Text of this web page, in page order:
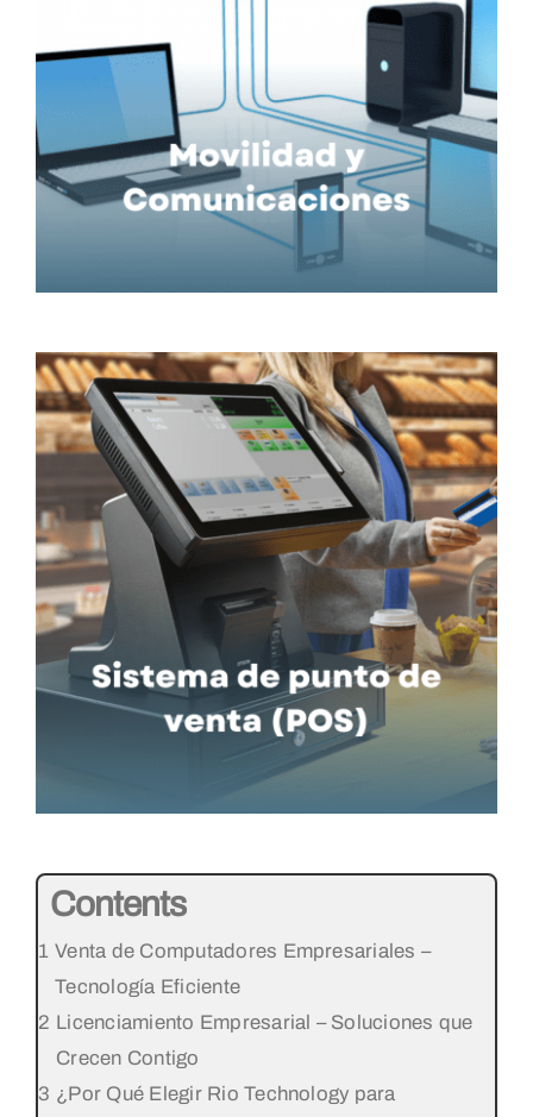
Contents
Venta de Computadores Empresariales –
Tecnología Eficiente
Licenciamiento Empresarial – Soluciones que
Crecen Contigo
¿Por Qué Elegir Rio Technology para